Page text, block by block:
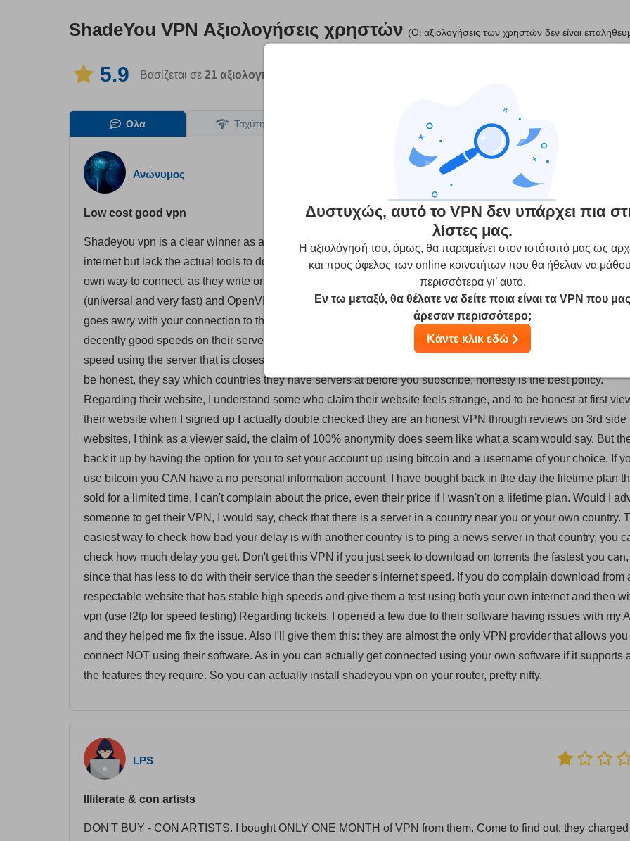
ShadeYou VPN Αξιολογήσεις χρηστών (Οι αξιολογήσεις των χρηστών δεν είναι
5.9 Βασίζεται σε 21 αξιολογήσεις σε
Ολα Ταχύτητα Ασφάλεια
Ανώνυμος
Low cost good vpn
Shadeyou vpn is a clear winner as a vpn for privacy, many other vpn providers tell you they give you privacy on
internet but lack the actual tools to do so. Their client is easy to understand, easy to use, and allows you to set
own way to connect, as they write on their website: "You can choose for using such protocols as PPTP, L2TP
(universal and very fast) and OpenVPN (most stable and extra secure)." You have a kill switch in case
goes awry with your connection to the VPN. Regarding speeds, that's a problematic thing for me to check, I got
decently good speeds on their servers but due to distance to server I might be losing a lot of speed. I get 70% of
speed using the server that is closest to me, I live in a country where there are no servers of theirs to connect to.
be honest, they say which countries they have servers at before you subscribe, honesty is the best policy.
Regarding their website, I understand some who claim their website feels strange, and to be honest at first
their website when I signed up I actually double checked they are an honest VPN through reviews on 3rd side
websites, I think as a viewer said, the claim of 100% anonymity does seem like what a scam would say. But
back it up by having the option for you to set your account up using bitcoin and a username of your choice. If
use bitcoin you CAN have a no personal information account. I have bought back in the day the lifetime plan
sold for a limited time, I can't complain about the price, even their price if I wasn't on a lifetime plan. Would I
someone to get their VPN, I would say, check that there is a server in a country near you or your own country.
easiest way to check how bad your delay is with another country is to ping a news server in that country, you
check how much delay you get. Don't get this VPN if you just seek to download on torrents the fastest you can,
since that has less to do with their service than the seeder's internet speed. If you do complain download from
respectable website that has stable high speeds and give them a test using both your own internet and then
vpn (use l2tp for speed testing) Regarding tickets, I opened a few due to their software having issues with my
and they helped me fix the issue. Also I'll give them this: they are almost the only VPN provider that allows you
connect NOT using their software. As in you can actually get connected using your own software if it supports
the features they require. So you can actually install shadeyou vpn on your router, pretty nifty.
LPS
Illiterate & con artists
DON'T BUY - CON ARTISTS. I bought ONLY ONE MONTH of VPN from them. Come to find out, they
Δυστυχώς, αυτό το VPN δεν υπάρχει πια
λίστες μας.
Η αξιολόγησή του, όμως, θα παραμείνει στον ιστότοπό μας ως
και προς όφελος των online κοινοτήτων που θα ήθελαν να
περισσότερα γι’ αυτό.
Εν τω μεταξύ, θα θέλατε να δείτε ποια είναι τα VPN που μας
άρεσαν περισσότερο;
Κάντε κλικ εδώ